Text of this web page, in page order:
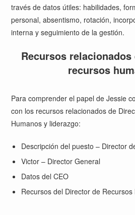
través de datos útiles: habilidades,
personal, absentismo, rotación,
interna y seguimiento de la gestión.
Recursos
recursos
Para comprender el papel de Jessie
con los recursos relacionados de
Humanos y liderazgo:
Descripción del puesto – Director
Victor – Director General
Datos del CEO
Recursos del Director de Recursos